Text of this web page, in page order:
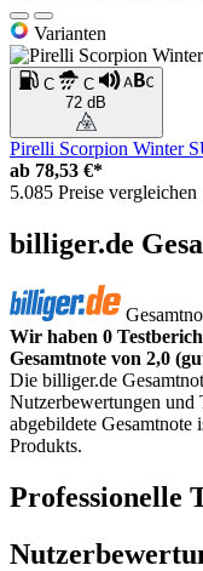
Varianten
C
C
72 dB
Pirelli Scorpion Winter
ab 78,53 €*
5.085 Preise vergleichen
billiger.de
Wir haben 0
Gesamtnote von 2,0
Die billiger.de
Nutzerbewertungen und
abgebildete Gesamtnote
Produkts.
Professionelle